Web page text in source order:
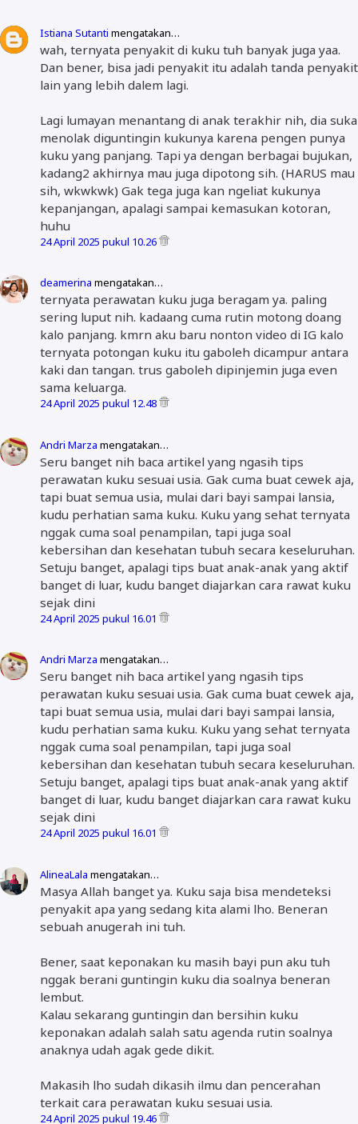
Istiana Sutanti mengatakan…
wah, ternyata penyakit di kuku tuh banyak juga yaa.
Dan bener, bisa jadi penyakit itu adalah tanda penyakit
lain yang lebih dalem lagi.
Lagi lumayan menantang di anak terakhir nih, dia suka
menolak diguntingin kukunya karena pengen punya
kuku yang panjang. Tapi ya dengan berbagai bujukan,
kadang2 akhirnya mau juga dipotong sih. (HARUS mau
sih, wkwkwk) Gak tega juga kan ngeliat kukunya
kepanjangan, apalagi sampai kemasukan kotoran,
huhu
24 April 2025 pukul 10.26
deamerina mengatakan…
ternyata perawatan kuku juga beragam ya. paling
sering luput nih. kadaang cuma rutin motong doang
kalo panjang. kmrn aku baru nonton video di IG kalo
ternyata potongan kuku itu gaboleh dicampur antara
kaki dan tangan. trus gaboleh dipinjemin juga even
sama keluarga.
24 April 2025 pukul 12.48
Andri Marza mengatakan…
Seru banget nih baca artikel yang ngasih tips
perawatan kuku sesuai usia. Gak cuma buat cewek aja,
tapi buat semua usia, mulai dari bayi sampai lansia,
kudu perhatian sama kuku. Kuku yang sehat ternyata
nggak cuma soal penampilan, tapi juga soal
kebersihan dan kesehatan tubuh secara keseluruhan.
Setuju banget, apalagi tips buat anak-anak yang aktif
banget di luar, kudu banget diajarkan cara rawat kuku
sejak dini
24 April 2025 pukul 16.01
Andri Marza mengatakan…
Seru banget nih baca artikel yang ngasih tips
perawatan kuku sesuai usia. Gak cuma buat cewek aja,
tapi buat semua usia, mulai dari bayi sampai lansia,
kudu perhatian sama kuku. Kuku yang sehat ternyata
nggak cuma soal penampilan, tapi juga soal
kebersihan dan kesehatan tubuh secara keseluruhan.
Setuju banget, apalagi tips buat anak-anak yang aktif
banget di luar, kudu banget diajarkan cara rawat kuku
sejak dini
24 April 2025 pukul 16.01
AlineaLala mengatakan…
Masya Allah banget ya. Kuku saja bisa mendeteksi
penyakit apa yang sedang kita alami lho. Beneran
sebuah anugerah ini tuh.
Bener, saat keponakan ku masih bayi pun aku tuh
nggak berani guntingin kuku dia soalnya beneran
lembut.
Kalau sekarang guntingin dan bersihin kuku
keponakan adalah salah satu agenda rutin soalnya
anaknya udah agak gede dikit.
Makasih lho sudah dikasih ilmu dan pencerahan
terkait cara perawatan kuku sesuai usia.
24 April 2025 pukul 19.46